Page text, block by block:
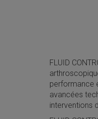
FLUID
performance
avancées
interventions